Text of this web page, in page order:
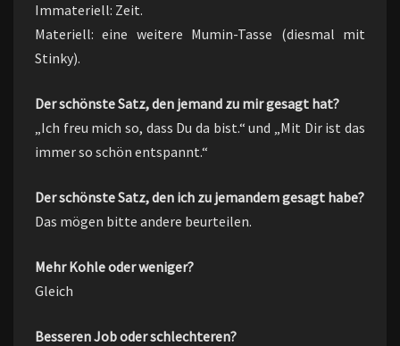
Immateriell: Zeit.
Materiell: eine weitere Mumin-Tasse (diesmal mit
Stinky).
Der schönste Satz, den jemand zu mir gesagt hat?
„Ich freu mich so, dass Du da bist.“ und „Mit Dir ist das
immer so schön entspannt.“
Der schönste Satz, den ich zu jemandem gesagt habe?
Das mögen bitte andere beurteilen.
Mehr Kohle oder weniger?
Gleich
Besseren Job oder schlechteren?